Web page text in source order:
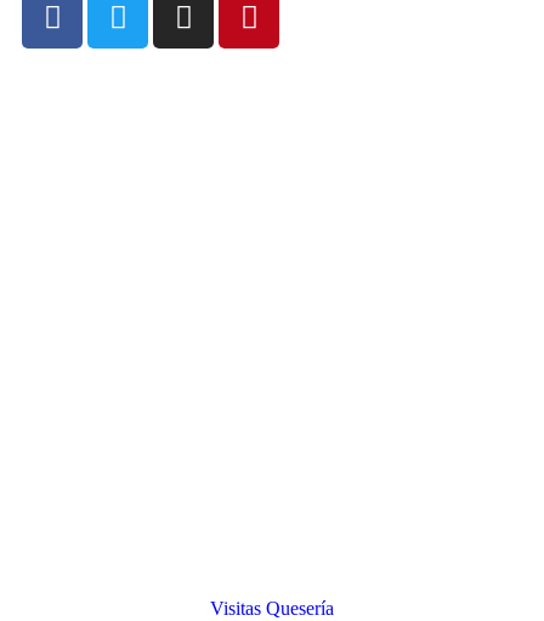
Visitas Quesería